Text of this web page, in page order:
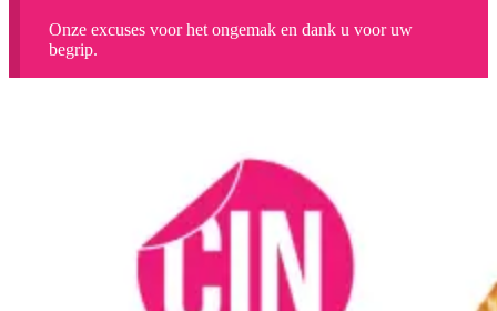
Onze excuses voor het ongemak en dank u voor uw
begrip.